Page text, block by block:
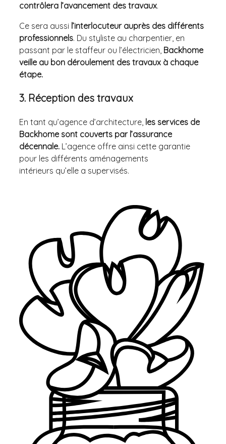
contrôlera l’avancement des travaux.
Ce sera aussi l’interlocuteur auprès des différents
professionnels. Du styliste au charpentier, en
passant par le staffeur ou l’électricien, Backhome
veille au bon déroulement des travaux à chaque
étape.
3. Réception des travaux
En tant qu’agence d’architecture, les services de
Backhome sont couverts par l’assurance
décennale. L’agence offre ainsi cette garantie
pour les différents aménagements
intérieurs qu’elle a supervisés.